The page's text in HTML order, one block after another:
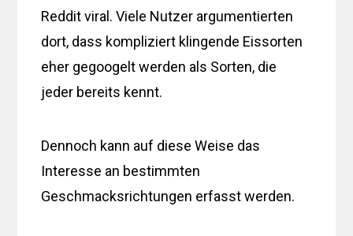
Reddit viral. Viele Nutzer argumentierten
dort, dass kompliziert klingende Eissorten
eher gegoogelt werden als Sorten, die
jeder bereits kennt.
Dennoch kann auf diese Weise das
Interesse an bestimmten
Geschmacksrichtungen erfasst werden.